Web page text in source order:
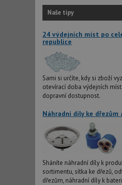
Naše tipy
24 výdejních míst po
republice
Sami si určíte, kdy si zboží
otevírací doba výdejních
dopravní dostupnost.
Náhradní díly ke
Sháníte náhradní díly k
sortimentu, sítka ke dřezů,
dřezům, náhradní díly k